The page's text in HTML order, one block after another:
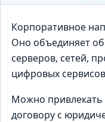
Корпоративное
Оно объединяет
серверов, сетей,
цифровых
Можно привлекать
договору с